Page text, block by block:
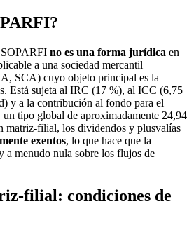
no es una forma jurídica en
a una sociedad mercantil
SCA) cuyo objeto principal es la
Está sujeta al IRC (17 %), al ICC (6,75
y a la contribución al fondo para el
tipo global de aproximadamente 24,94
matriz-filial, los dividendos y plusvalías
exentos, lo que hace que la
a menudo nula sobre los flujos de
filial: condiciones de